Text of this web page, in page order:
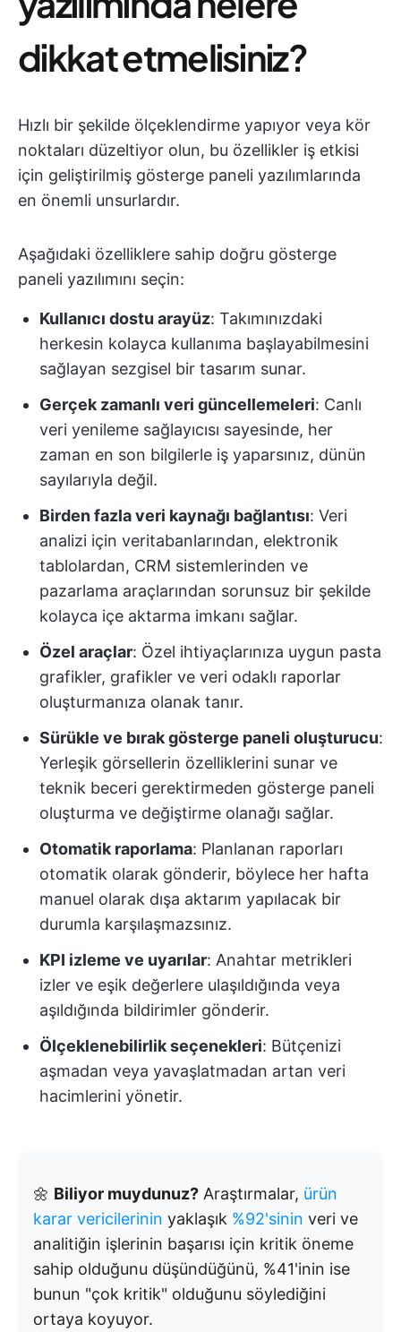
dikkat etmelisiniz?
Hızlı bir şekilde ölçeklendirme yapıyor veya kör
noktaları düzeltiyor olun, bu özellikler iş etkisi
için geliştirilmiş gösterge paneli yazılımlarında
en önemli unsurlardır.
Aşağıdaki özelliklere sahip doğru gösterge
paneli yazılımını seçin:
Kullanıcı dostu arayüz: Takımınızdaki
herkesin kolayca kullanıma başlayabilmesini
sağlayan sezgisel bir tasarım sunar.
Gerçek zamanlı veri güncellemeleri: Canlı
veri yenileme sağlayıcısı sayesinde, her
zaman en son bilgilerle iş yaparsınız, dünün
sayılarıyla değil.
Birden fazla veri kaynağı bağlantısı: Veri
analizi için veritabanlarından, elektronik
tablolardan, CRM sistemlerinden ve
pazarlama araçlarından sorunsuz bir şekilde
kolayca içe aktarma imkanı sağlar.
Özel araçlar: Özel ihtiyaçlarınıza uygun pasta
grafikler, grafikler ve veri odaklı raporlar
oluşturmanıza olanak tanır.
Sürükle ve bırak gösterge paneli oluşturucu:
Yerleşik görsellerin özelliklerini sunar ve
teknik beceri gerektirmeden gösterge paneli
oluşturma ve değiştirme olanağı sağlar.
Otomatik raporlama: Planlanan raporları
otomatik olarak gönderir, böylece her hafta
manuel olarak dışa aktarım yapılacak bir
durumla karşılaşmazsınız.
KPI izleme ve uyarılar: Anahtar metrikleri
izler ve eşik değerlere ulaşıldığında veya
aşıldığında bildirimler gönderir.
Ölçeklenebilirlik seçenekleri: Bütçenizi
aşmadan veya yavaşlatmadan artan veri
hacimlerini yönetir.
🌼 Biliyor muydunuz? Araştırmalar, ürün
karar vericilerinin yaklaşık %92'sinin veri ve
analitiğin işlerinin başarısı için kritik öneme
sahip olduğunu düşündüğünü, %41'inin ise
bunun "çok kritik" olduğunu söylediğini
ortaya koyuyor.